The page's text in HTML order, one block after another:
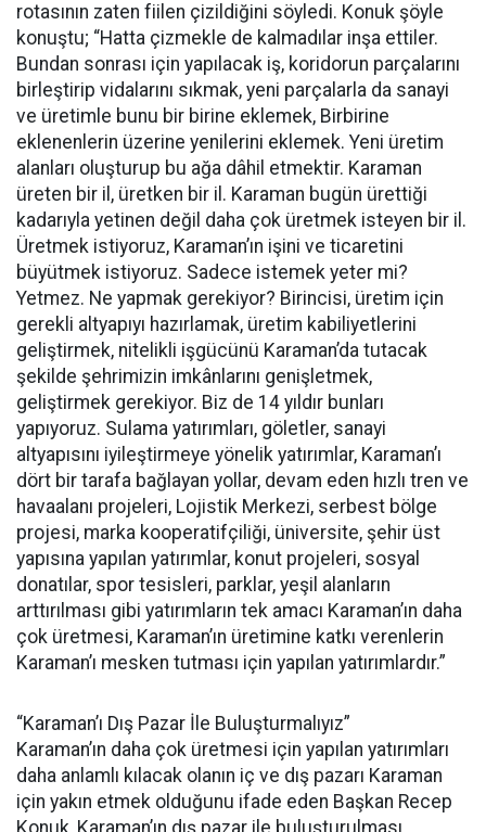
rotasının zaten fiilen çizildiğini söyledi. Konuk şöyle
konuştu; “Hatta çizmekle de kalmadılar inşa ettiler.
Bundan sonrası için yapılacak iş, koridorun parçalarını
birleştirip vidalarını sıkmak, yeni parçalarla da sanayi
ve üretimle bunu bir birine eklemek, Birbirine
eklenenlerin üzerine yenilerini eklemek. Yeni üretim
alanları oluşturup bu ağa dâhil etmektir. Karaman
üreten bir il, üretken bir il. Karaman bugün ürettiği
kadarıyla yetinen değil daha çok üretmek isteyen bir il.
Üretmek istiyoruz, Karaman’ın işini ve ticaretini
büyütmek istiyoruz. Sadece istemek yeter mi?
Yetmez. Ne yapmak gerekiyor? Birincisi, üretim için
gerekli altyapıyı hazırlamak, üretim kabiliyetlerini
geliştirmek, nitelikli işgücünü Karaman’da tutacak
şekilde şehrimizin imkânlarını genişletmek,
geliştirmek gerekiyor. Biz de 14 yıldır bunları
yapıyoruz. Sulama yatırımları, göletler, sanayi
altyapısını iyileştirmeye yönelik yatırımlar, Karaman’ı
dört bir tarafa bağlayan yollar, devam eden hızlı tren ve
havaalanı projeleri, Lojistik Merkezi, serbest bölge
projesi, marka kooperatifçiliği, üniversite, şehir üst
yapısına yapılan yatırımlar, konut projeleri, sosyal
donatılar, spor tesisleri, parklar, yeşil alanların
arttırılması gibi yatırımların tek amacı Karaman’ın daha
çok üretmesi, Karaman’ın üretimine katkı verenlerin
Karaman’ı mesken tutması için yapılan yatırımlardır.”
“Karaman’ı Dış Pazar İle Buluşturmalıyız”
Karaman’ın daha çok üretmesi için yapılan yatırımları
daha anlamlı kılacak olanın iç ve dış pazarı Karaman
için yakın etmek olduğunu ifade eden Başkan Recep
Konuk, Karaman’ın dış pazar ile buluşturulması